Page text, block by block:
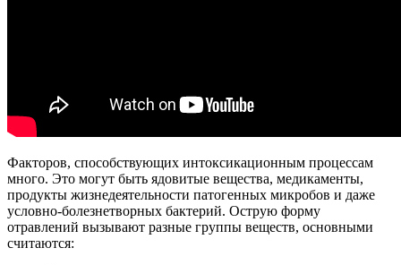
Факторов, способствующих интоксикационным процессам
много. Это могут быть ядовитые вещества, медикаменты,
продукты жизнедеятельности патогенных микробов и даже
условно-болезнетворных бактерий. Острую форму
отравлений вызывают разные группы веществ, основными
считаются: